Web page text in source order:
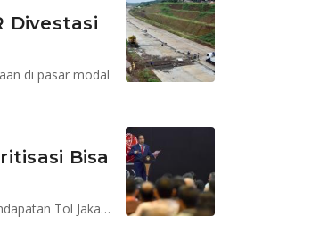
Divestasi
di pasar modal
Bisa
Jokowi menghadiri pencatatan KIK EBA Mandiri JSMR01-Surat Berharga Pendapatan Tol Jakarta-Bogor-Ciawi (Jagorawi)